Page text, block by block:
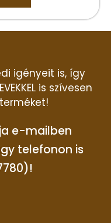
igényeit is, így
is szívesen
e-mailben
telefonon is